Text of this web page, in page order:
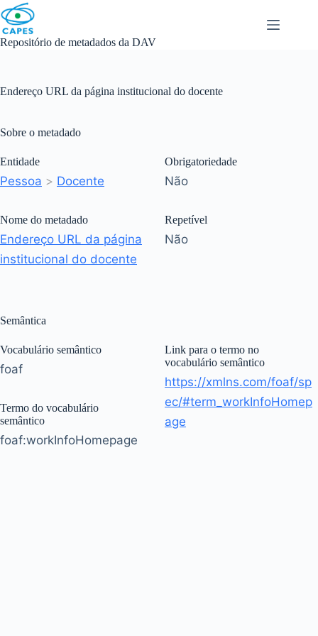
Skip
to
content
Repositório de metadados da DAV
Endereço URL da página institucional do docente
Sobre o metadado
Entidade
Pessoa > Docente
Nome do metadado
Endereço URL da página
institucional do docente
Obrigatoriedade
Não
Repetível
Não
Semântica
Vocabulário semântico
foaf
Termo do vocabulário
semântico
foaf:workInfoHomepage
Link para o termo no
vocabulário semântico
https://xmlns.com/foaf/sp
ec/#term_workInfoHomep
age